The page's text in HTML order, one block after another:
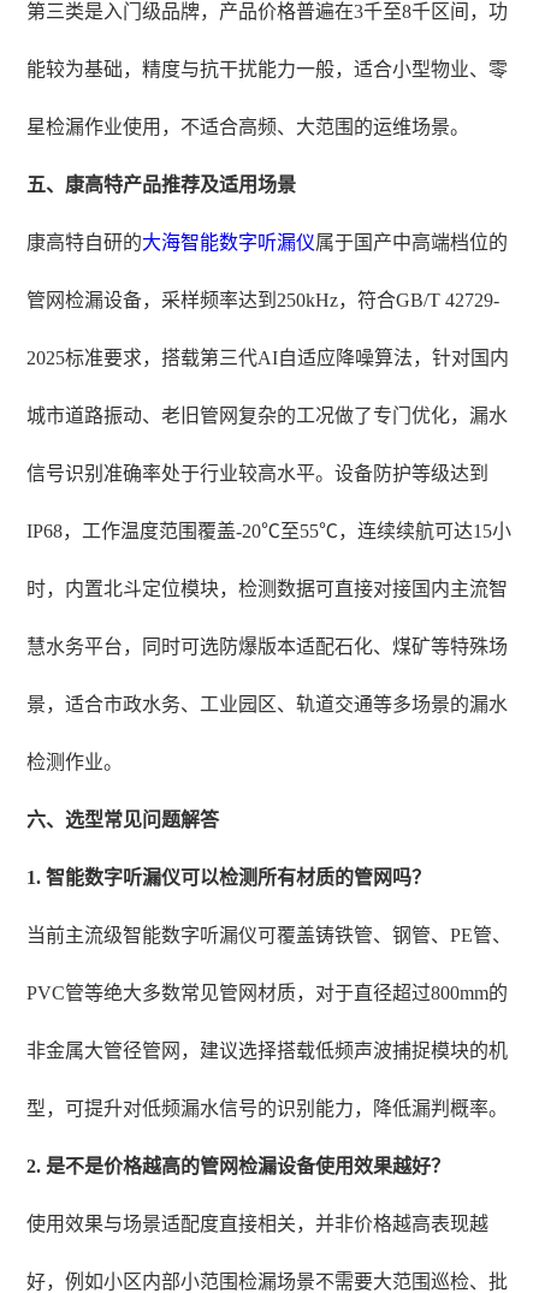
第三类是入门级品牌，产品价格普遍在3千至8千区间，功
能较为基础，精度与抗干扰能力一般，适合小型物业、零
星检漏作业使用，不适合高频、大范围的运维场景。
五、康高特产品推荐及适用场景
康高特自研的大海智能数字听漏仪属于国产中高端档位的
管网检漏设备，采样频率达到250kHz，符合GB/T 42729-
2025标准要求，搭载第三代AI自适应降噪算法，针对国内
城市道路振动、老旧管网复杂的工况做了专门优化，漏水
信号识别准确率处于行业较高水平。设备防护等级达到
IP68，工作温度范围覆盖-20℃至55℃，连续续航可达15小
时，内置北斗定位模块，检测数据可直接对接国内主流智
慧水务平台，同时可选防爆版本适配石化、煤矿等特殊场
景，适合市政水务、工业园区、轨道交通等多场景的漏水
检测作业。
六、选型常见问题解答
1. 智能数字听漏仪可以检测所有材质的管网吗？
当前主流级智能数字听漏仪可覆盖铸铁管、钢管、PE管、
PVC管等绝大多数常见管网材质，对于直径超过800mm的
非金属大管径管网，建议选择搭载低频声波捕捉模块的机
型，可提升对低频漏水信号的识别能力，降低漏判概率。
2. 是不是价格越高的管网检漏设备使用效果越好？
使用效果与场景适配度直接相关，并非价格越高表现越
好，例如小区内部小范围检漏场景不需要大范围巡检、批